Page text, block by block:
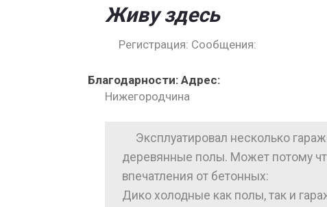
Живу здесь
Регистрация: Сообщения:
Благодарности: Адрес:
Нижегородчина
Эксплуатировал несколько
деревянные полы. Может потому
впечатления от бетонных:
Дико холодные как полы, так и